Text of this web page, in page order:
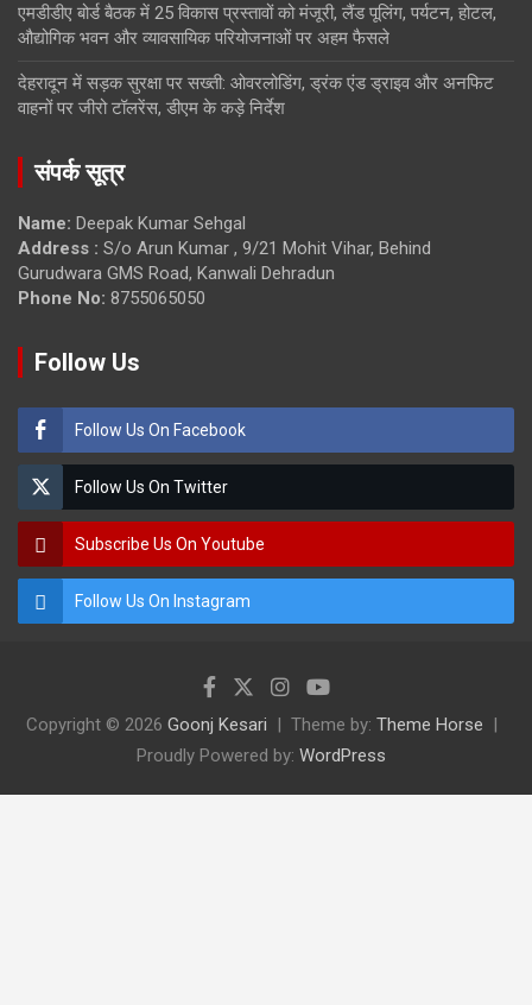
एमडीडीए बोर्ड बैठक में 25 विकास प्रस्तावों को मंजूरी, लैंड पूलिंग, पर्यटन, होटल,
औद्योगिक भवन और व्यावसायिक परियोजनाओं पर अहम फैसले
देहरादून में सड़क सुरक्षा पर सख्ती: ओवरलोडिंग, ड्रंक एंड ड्राइव और अनफिट
वाहनों पर जीरो टॉलरेंस, डीएम के कड़े निर्देश
संपर्क सूत्र
Name: Deepak Kumar Sehgal
Address : S/o Arun Kumar , 9/21 Mohit Vihar, Behind
Gurudwara GMS Road, Kanwali Dehradun
Phone No: 8755065050
Follow Us
Follow Us On Facebook
Follow Us On Twitter
Subscribe Us On Youtube
Follow Us On Instagram
Copyright © 2026 Goonj Kesari Theme by: Theme Horse
Proudly Powered by: WordPress